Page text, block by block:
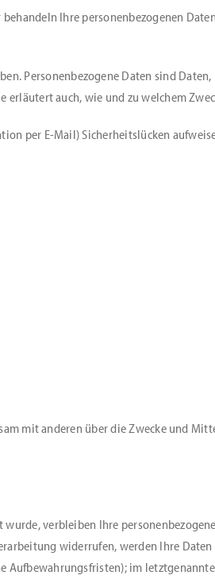
Ihre personenbezogenen
Personenbezogene Daten sind
auch, wie und zu welchem
per E-Mail) Sicherheitslücken
mit anderen über die Zwecke und
verbleiben Ihre
widerrufen, werden Ihre
Aufbewahrungsfristen); im